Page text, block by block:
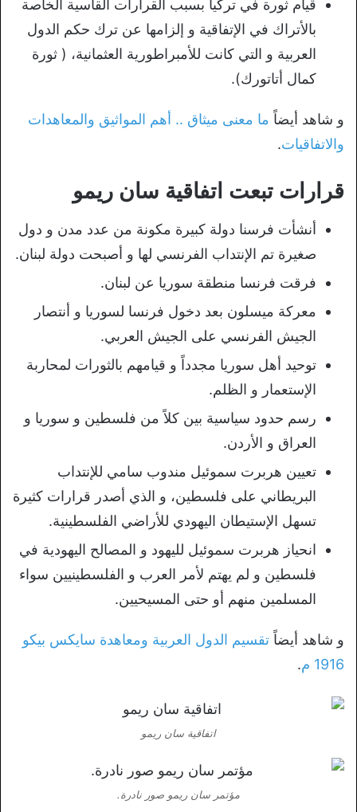
قيام ثورة في تركيا بسبب القرارات القاسية الخاصة
بالأتراك في الإتفاقية و إلزامها عن ترك حكم الدول
العربية و التي كانت للأمبراطورية العثمانية، ( ثورة
كمال أتاتورك).
و شاهد أيضاً ما معنى ميثاق .. أهم المواثيق والمعاهدات
والاتفاقيات.
قرارات تبعت اتفاقية سان ريمو
أنشأت فرسنا دولة كبيرة مكونة من عدد مدن و دول
صغيرة تم الإنتداب الفرنسي لها و أصبحت دولة لبنان.
فرقت فرنسا منطقة سوريا عن لبنان.
معركة ميسلون بعد دخول فرنسا لسوريا و أنتصار
الجيش الفرنسي على الجيش العربي.
توحيد أهل سوريا مجدداً و قيامهم بالثورات لمحاربة
الإستعمار و الظلم.
رسم حدود سياسية بين كلاً من فلسطين و سوريا و
العراق و الأردن.
تعيين هربرت سموئيل مندوب سامي للإنتداب
البريطاني على فلسطين، و الذي أصدر قرارات كثيرة
تسهل الإستيطان اليهودي للأراضي الفلسطينية.
انحياز هربرت سموئيل لليهود و المصالح اليهودية في
فلسطين و لم يهتم لأمر العرب و الفلسطينيين سواء
المسلمين منهم أو حتى المسيحيين.
و شاهد أيضاً تقسيم الدول العربية ومعاهدة سايكس بيكو
1916 م
.
اتفاقية سان ريمو
مؤتمر سان ريمو صور نادرة.